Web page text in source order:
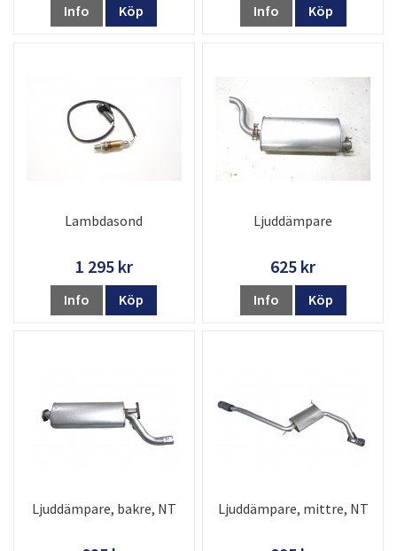
Info Köp Info Köp
Lambdasond
1 295 kr
Info Köp
Ljuddämpare
625 kr
Info Köp
Ljuddämpare, bakre, NT Ljuddämpare, mittre, NT